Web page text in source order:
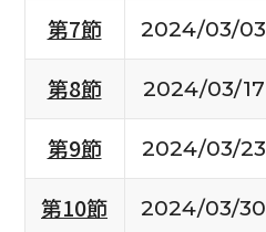
第7節
2024/03/03
第8節
2024/03/17
第9節
2024/03/23
第10節
2024/03/30